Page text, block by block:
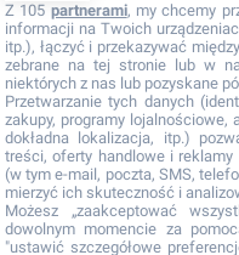
Z 105 partnerami, my chcemy
informacji na Twoich
itp.), łączyć i przekazywać
zebrane na tej stronie lub w
niektórych z nas lub pozyskane
Przetwarzanie tych danych
zakupy, programy lojalnościowe,
dokładna lokalizacja, itp.)
treści, oferty handlowe i
(w tym e-mail, poczta, SMS,
mierzyć ich skuteczność i
Możesz „zaakceptować
dowolnym momencie za
"ustawić szczegółowe